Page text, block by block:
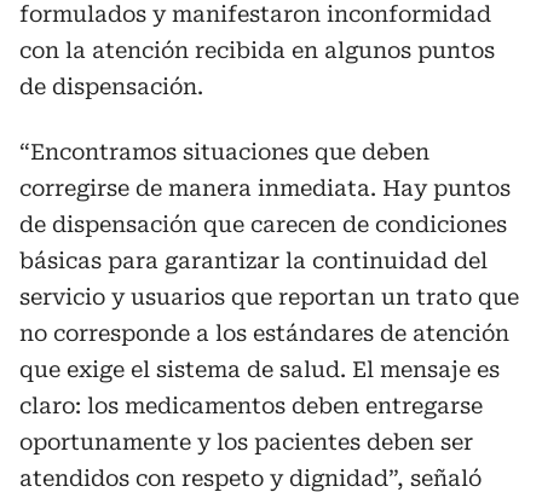
formulados y manifestaron inconformidad
con la atención recibida en algunos puntos
de dispensación.
“Encontramos situaciones que deben
corregirse de manera inmediata. Hay puntos
de dispensación que carecen de condiciones
básicas para garantizar la continuidad del
servicio y usuarios que reportan un trato que
no corresponde a los estándares de atención
que exige el sistema de salud. El mensaje es
claro: los medicamentos deben entregarse
oportunamente y los pacientes deben ser
atendidos con respeto y dignidad”, señaló